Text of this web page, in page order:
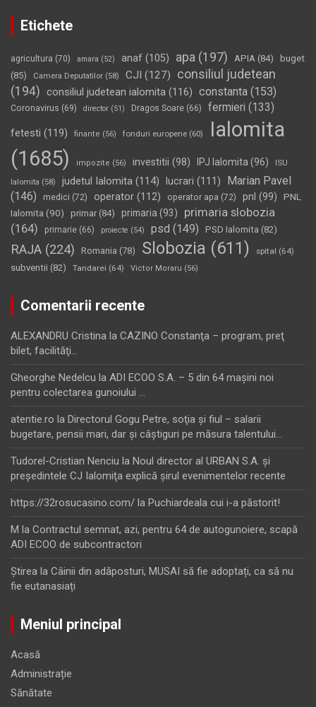
Etichete
agricultura (70) amara (52) anaf (105) apa (197) APIA (84)
buget
(85)
Camera Deputatilor (58) CJI (127)
consiliul judetean
(194) consiliul judetean ialomita (116) constanta (153)
Coronavirus (69) director (51) Dragos Soare (66) fermieri (133)
fetesti (119) finante (56) fonduri europene (60)
Ialomita
(1685)
impozite (56) investitii (98) IPJ Ialomita (96) ISU
Ialomita (58) judetul Ialomita (114) lucrari (111)
Marian Pavel
(146)
medici (72) operator (112) operator apa (72) pnl (99)
PNL
Ialomita (90) primar(84) primaria (93)
primaria slobozia
(164)
primarie (66) proiecte (54) psd (149) PSD Ialomita (82)
RAJA (224) Romania (78) Slobozia (611) spital (64)
subventii (82) Tandarei (64) Victor Moraru (56)
Comentarii recente
ALEXANDRU Cristina la CAZINO Constanţa – program, preţ
bilet, facilităţi…
Gheorghe Nedelcu la ADI ECOO S.A. – 5 din 64 maşini noi
pentru colectarea gunoiului …
atentie.ro la Directorul Gogu Petre, soţia şi fiul – salarii
bugetare, pensii mari, dar şi câştiguri pe măsura talentului…
Tudorel-Cristian Nenciu la Noul director al URBAN S.A. şi
preşedintele CJ Ialomiţa explică şirul evenimentelor recente
https://32rosucasino.com/ la Puchiardeala cui i-a păstorit!
M la Contractul semnat, azi, pentru 64 de autogunoiere, scapă
ADI ECOO de subcontractori
Ştirea la Câinii din adăposturi, MUSAI să fie adoptați, ca să nu
fie eutanasiați
Meniul principal
Acasă
Administrație
Sănătate